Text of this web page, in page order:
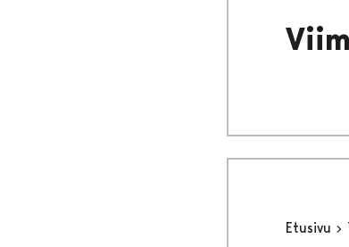
Etusivu